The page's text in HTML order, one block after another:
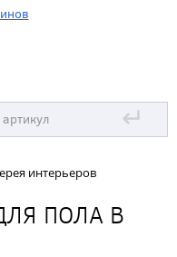
↵
интерьеров
ПОЛА В